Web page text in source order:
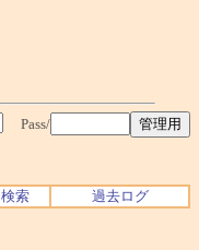
Pass/
検索 過去ログ